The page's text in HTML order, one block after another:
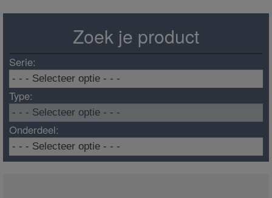
Zoek je product
Serie:
Type:
Onderdeel: